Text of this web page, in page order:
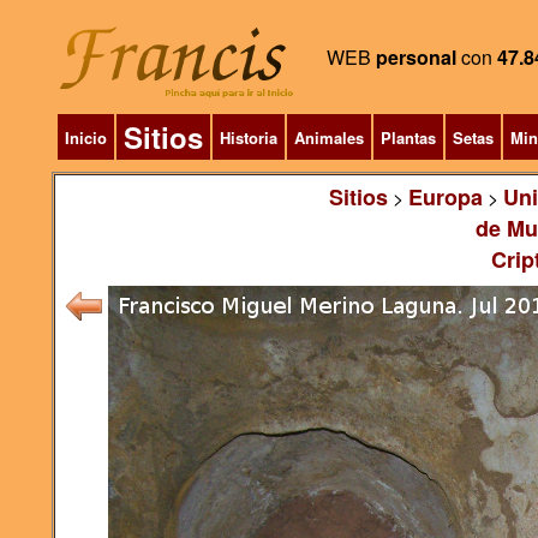
WEB personalcon
Inicio Sitios Historia Animales Plantas Setas
Sitios > Europa >
de